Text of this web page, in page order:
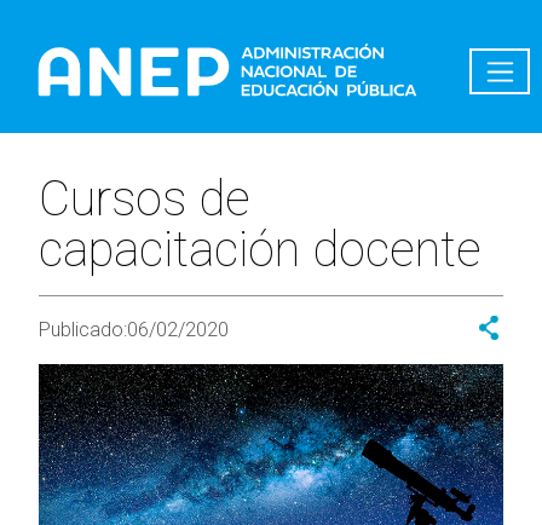
Cursos de
capacitación docente
Publicado:06/02/2020